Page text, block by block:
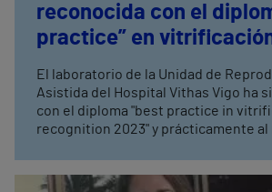
reconocida con el
practice” en
El laboratorio de la Unidad de
Asistida del Hospital Vithas Vigo ha
con el diploma "best practice in
recognition 2023" y prácticamente al
Montero, recibió el certificado que
embrióloga clínica de ASEBIR.